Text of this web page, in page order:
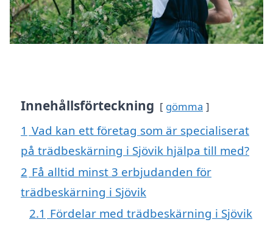
Innehållsförteckning gömma
1 Vad kan ett företag som är specialiserat
på trädbeskärning i Sjövik hjälpa till med?
2 Få alltid minst 3 erbjudanden för
trädbeskärning i Sjövik
2.1 Fördelar med trädbeskärning i Sjövik